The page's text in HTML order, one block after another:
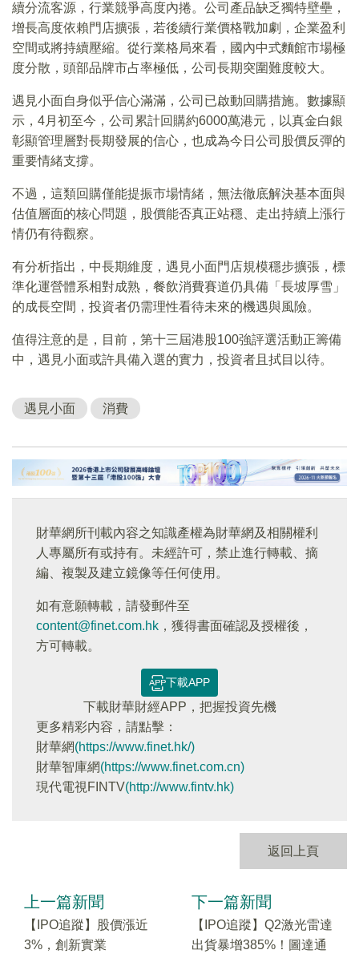
續分流客源，行業競爭高度內捲。公司產品缺乏獨特壁壘，
增長高度依賴門店擴張，若後續行業價格戰加劇，企業盈利
空間或將持續壓縮。從行業格局來看，國內中式麵館市場極
度分散，頭部品牌市占率極低，公司長期突圍難度較大。
遇見小面自身似乎信心滿滿，公司已啟動回購措施。數據顯
示，4月初至今，公司累計回購約6000萬港元，以真金白銀
彰顯管理層對長期發展的信心，也成為今日公司股價反彈的
重要情緒支撐。
不過，這類回購僅能提振市場情緒，無法徹底解決基本面與
估值層面的核心問題，股價能否真正站穩、走出持續上漲行
情仍有待觀察。
有分析指出，中長期維度，遇見小面門店規模穩步擴張，標
準化運營體系相對成熟，餐飲消費賽道仍具備「長坡厚雪」
的成長空間，投資者仍需理性看待未來的機遇與風險。
值得注意的是，目前，第十三屆港股100強評選活動正籌備
中，遇見小面或許具備入選的實力，投資者且拭目以待。
遇見小面 消費
財華網所刊載內容之知識產權為財華網及相關權利
人專屬所有或持有。未經許可，禁止進行轉載、摘
編、複製及建立鏡像等任何使用。
如有意願轉載，請發郵件至
content@finet.com.hk ，獲得書面確認及授權後，
方可轉載。
下載APP
下載財華財經APP，把握投資先機
更多精彩内容，請點擊：
財華網(https://www.finet.hk/)
財華智庫網(https://www.finet.com.cn)
現代電視FINTV(http://www.fintv.hk)
返回上頁
上一篇新聞
【IPO追蹤】股價漲近
3%，創新實業
下一篇新聞
【IPO追蹤】Q2激光雷達
出貨暴增385%！圖達通